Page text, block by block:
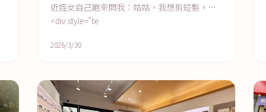
近姪女自己跑來問我：姑姑，我想剪短髮。
<div style="te
2026/3/30